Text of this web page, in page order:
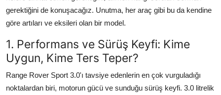
gerektiğini de konuşacağız. Unutma, her araç gibi bu da kendine
göre artıları ve eksileri olan bir model.
1. Performans ve Sürüş Keyfi: Kime
Uygun, Kime Ters Teper?
Range Rover Sport 3.0'ı tavsiye edenlerin en çok vurguladığı
noktalardan biri, motorun gücü ve sunduğu sürüş keyfi. 3.0 litrelik